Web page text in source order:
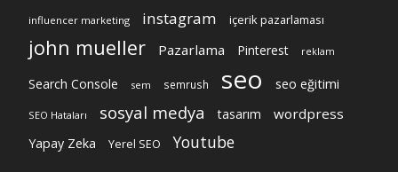
influencer marketing instagram içerik pazarlaması
john mueller Pazarlama Pinterest reklam
Search Console sem semrush seo seo eğitimi
SEO Hataları sosyal medya tasarım wordpress
Yapay Zeka Yerel SEO Youtube